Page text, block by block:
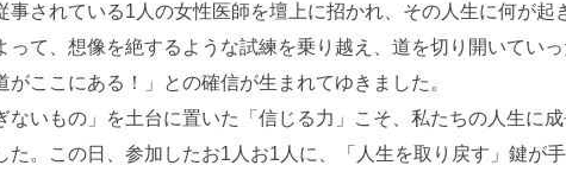
事されている1人の女性医師を壇上に招かれ、その人生に何が
って、想像を絶するような試練を乗り越え、道を切り開いて
がここにある！」との確信が生まれてゆきました。
ないもの」を土台に置いた「信じる力」こそ、私たちの人生に
た。この日、参加したお1人お1人に、「人生を取り戻す」鍵が